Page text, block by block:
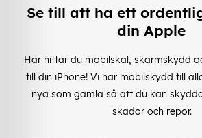
Se till att ha ett
din Apple
Här hittar du mobilskal, skärmskydd
till din iPhone! Vi har mobilskydd till
nya som gamla så att du kan
skador och repor.